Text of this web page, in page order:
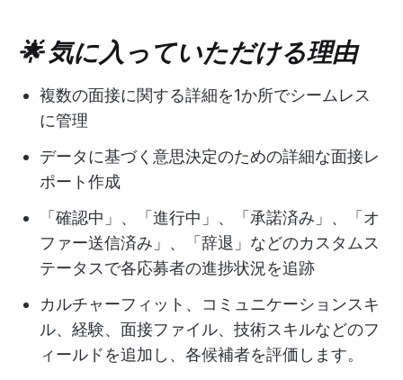
🌟 気に入っていただける理由
複数の面接に関する詳細を1か所でシームレス
に管理
データに基づく意思決定のための詳細な面接レ
ポート作成
「確認中」、「進行中」、「承諾済み」、「オ
ファー送信済み」、「辞退」などのカスタムス
テータスで各応募者の進捗状況を追跡
カルチャーフィット、コミュニケーションスキ
ル、経験、面接ファイル、技術スキルなどのフ
ィールドを追加し、各候補者を評価します。